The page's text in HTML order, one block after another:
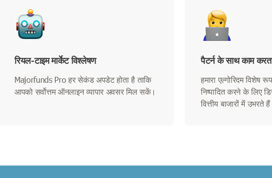
रियल-टाइम मार्केट विश्लेषण
Majorfunds Pro हर सेकंड अपडेट होता है ताकि
आपको सर्वोत्तम ऑनलाइन व्यापार अवसर मिल सकें।
पैटर्न के साथ काम
हमारा एल्गोरिदम विशेष
निष्पादित करने के लिए
वित्तीय बाजारों में उभरते